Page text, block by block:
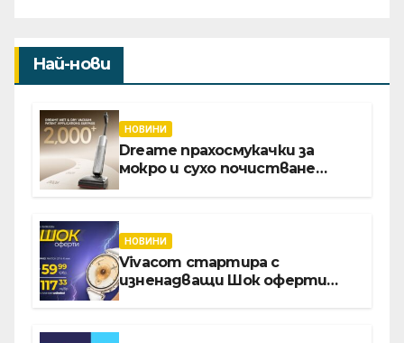
Най-нови
НОВИНИ
Dreame прахосмукачки за
мокро и сухо почистване
НОВИНИ
Vivacom стартира с
изненадващи Шок оферти